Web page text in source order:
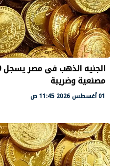
مصنعية وضريبة
01 أغسطس 2026 11:45 ص